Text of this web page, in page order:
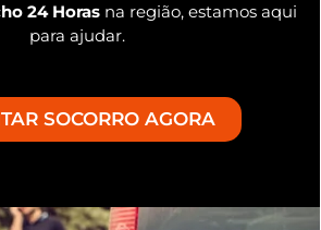
24 Horas na região, estamos aqui
para ajudar.
SOCORRO AGORA